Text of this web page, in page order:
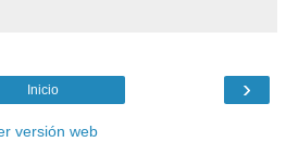
›
Inicio
versión web